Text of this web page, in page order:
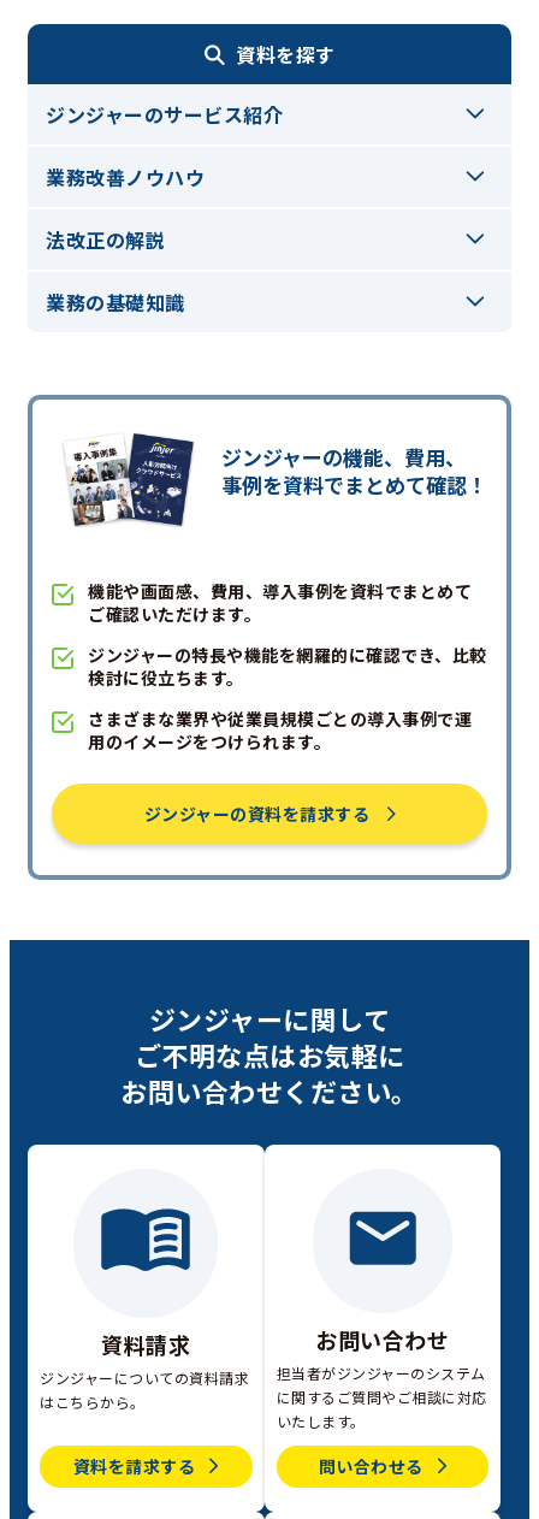
資料を探す
ジンジャーのサービス紹介
業務改善ノウハウ
法改正の解説
業務の基礎知識
ジンジャーの機能、費用、
事例を資料でまとめて確認！
機能や画面感、費用、導入事例を資料でまとめて
ご確認いただけます。
ジンジャーの特長や機能を網羅的に確認でき、比較
検討に役立ちます。
さまざまな業界や従業員規模ごとの導入事例で運
用のイメージをつけられます。
ジンジャーの資料を請求する
ジンジャーに関して
ご不明な点はお気軽に
お問い合わせください。
資料請求
ジンジャーについての資料請求
はこちらから。
資料を請求する
お問い合わせ
担当者がジンジャーのシステム
に関するご質問やご相談に対応
いたします。
問い合わせる